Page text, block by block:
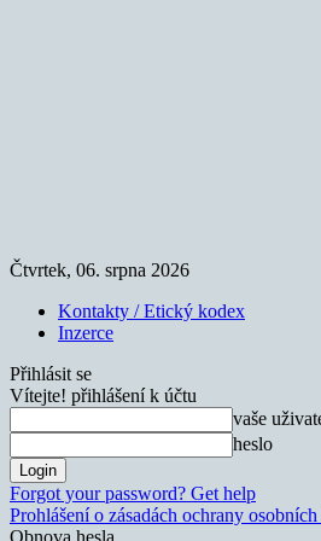
Čtvrtek, 06. srpna 2026
Kontakty / Etický kodex
Inzerce
Přihlásit se
Vítejte! přihlášení k účtu
vaše
heslo
Forgot your password? Get help
Prohlášení o zásadách ochrany
Obnova hesla